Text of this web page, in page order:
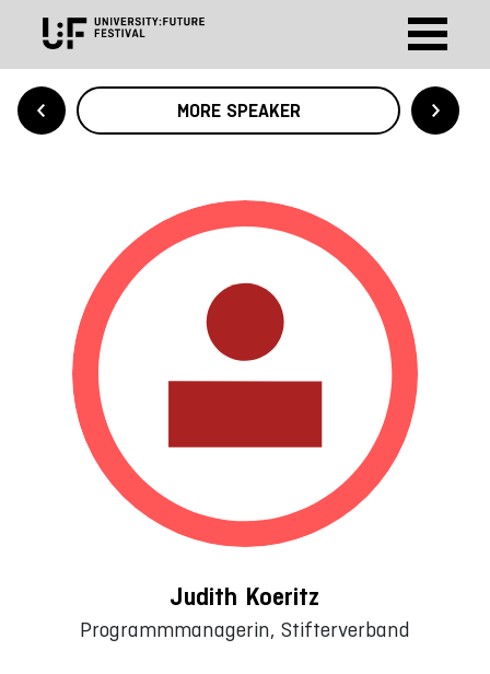
MORE SPEAKER
Judith Koeritz
Programmmanagerin, Stifterverband